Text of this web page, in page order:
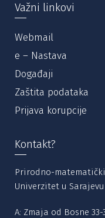
Važni linkovi
Webmail
e – Nastava
Događaji
Zaštita podataka
Prijava korupcije
Kontakt?
Prirodno-
Univerzitet u Sarajevu
A: Zmaja od Bosne 33-